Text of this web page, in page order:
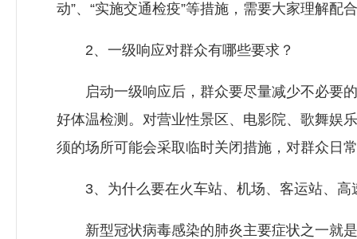
动”、“实施交通检疫”等措施，需要大家理解配
2、一级响应对群众有哪些要求？
启动一级响应后，群众要尽量减少不必要的
好体温检测。对营业性景区、电影院、歌舞娱
须的场所可能会采取临时关闭措施，对群众日
3、为什么要在火车站、机场、客运站、高
新型冠状病毒感染的肺炎主要症状之一就是